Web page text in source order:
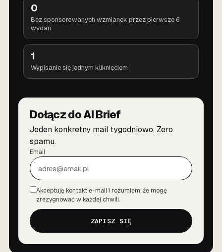
0
Bez sponsorowanych wzmianek przez pierwsze 6
wydań
1
Wypisanie się jednym kliknięciem
Dołącz do AI Brief
Jeden konkretny mail tygodniowo. Zero
spamu.
Email
Zgoda
Akceptuję kontakt e-mail i rozumiem, że mogę
zrezygnować w każdej chwili.
ZAPISZ SIĘ